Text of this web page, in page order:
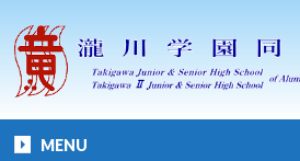
MENU